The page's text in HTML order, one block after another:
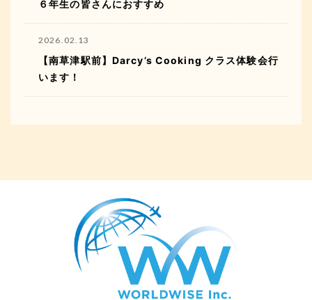
６年生の皆さんにおすすめ
2026.02.13
【南草津駅前】Darcy’s Cooking クラス体験会行
います！